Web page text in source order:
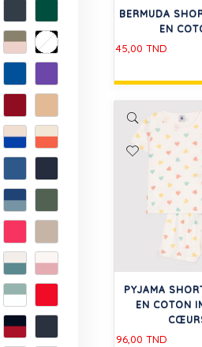
BERMUDA
EN
45,00 TND
PYJAMA
EN COTON
96,00 TND